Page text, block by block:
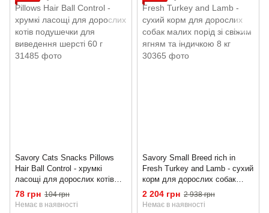
Savory Cats Snacks Pillows
Hair Ball Control - хрумкі
ласощі для дорослих котів
подушечки для виведення
шерсті 60 г
78 грн 104 грн
Немає в наявності
Savory Small Breed rich in
Fresh Turkey and Lamb - сухий
корм для дорослих собак
малих порід зі свіжим ягням
та індичкою 8 кг
2 204 грн 2 938 грн
Немає в наявності